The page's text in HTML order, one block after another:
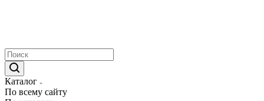
Каталог
По всему сайту